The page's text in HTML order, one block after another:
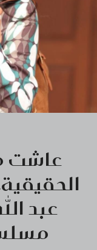
عاشت
عبد